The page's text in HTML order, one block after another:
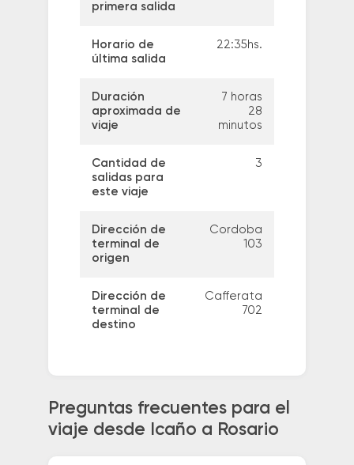
primera salida
Horario de
última salida
22:35hs.
Duración
aproximada de
viaje
7 horas
28
minutos
Cantidad de
salidas para
este viaje
3
Dirección de
terminal de
origen
Cordoba
103
Dirección de
terminal de
destino
Cafferata
702
Preguntas frecuentes para el
viaje desde Icaño a Rosario